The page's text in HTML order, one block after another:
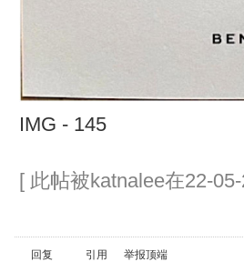
IMG - 145
[ 此帖被katnalee在22-
回复 引用 举报顶端